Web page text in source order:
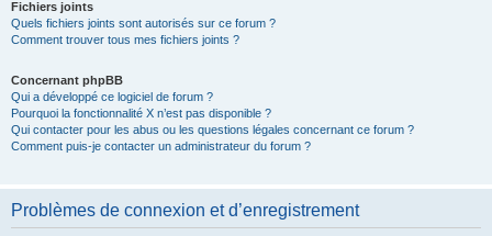
Fichiers joints
Quels fichiers joints sont autorisés sur ce forum ?
Comment trouver tous mes fichiers joints ?
Concernant phpBB
Qui a développé ce logiciel de forum ?
Pourquoi la fonctionnalité X n’est pas disponible ?
Qui contacter pour les abus ou les questions légales concernant ce forum ?
Comment puis-je contacter un administrateur du forum ?
Problèmes de connexion et d’enregistrement